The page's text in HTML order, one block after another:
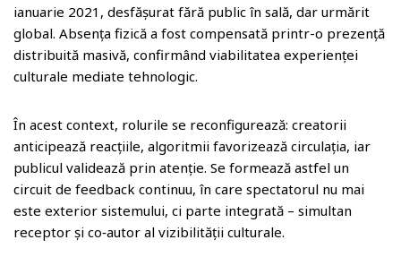
ianuarie 2021, desfășurat fără public în sală, dar urmărit
global. Absența fizică a fost compensată printr-o prezență
distribuită masivă, confirmând viabilitatea experienței
culturale mediate tehnologic.
În acest context, rolurile se reconfigurează: creatorii
anticipează reacțiile, algoritmii favorizează circulația, iar
publicul validează prin atenție. Se formează astfel un
circuit de feedback continuu, în care spectatorul nu mai
este exterior sistemului, ci parte integrată – simultan
receptor și co‑autor al vizibilității culturale.